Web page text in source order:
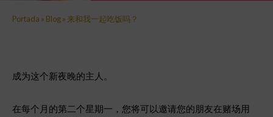
Portada » Blog»来和我一起吃饭吗？
成为这个新夜晚的主人。
在每个月的第二个星期一，您将可以邀请您的朋友在赌场用